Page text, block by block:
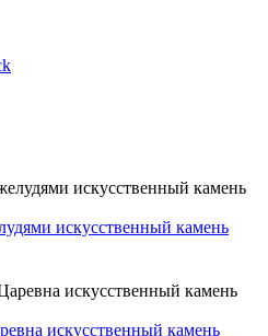
искусственный камень
искусственный камень